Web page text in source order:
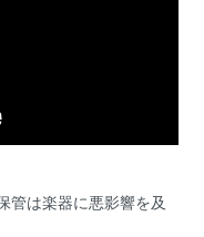
管は楽器に悪影響を及